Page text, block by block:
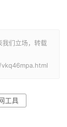
我们立场，转载
工具